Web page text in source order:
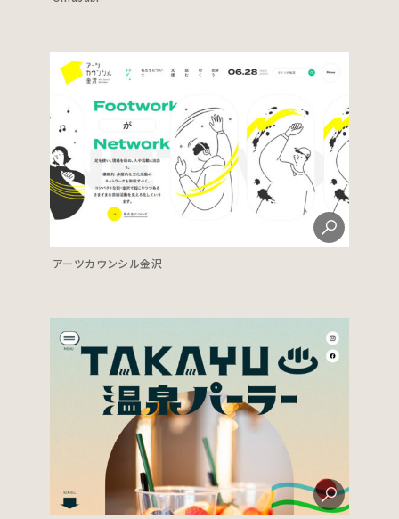
アーツカウンシル金沢